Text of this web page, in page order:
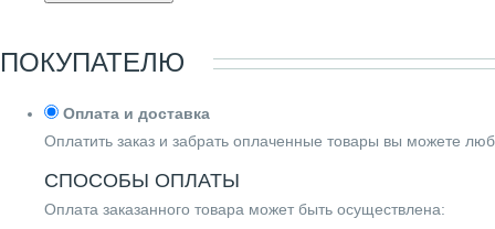
ПОКУПАТЕЛЮ
Оплата и доставка
Оплатить заказ и забрать оплаченные товары вы можете
СПОСОБЫ ОПЛАТЫ
Оплата заказанного товара может быть осуществлена: